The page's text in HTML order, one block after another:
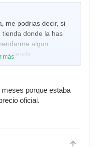
me podrias decir, si
donde la has
algun
tienda...
más
porque estaba
oficial.